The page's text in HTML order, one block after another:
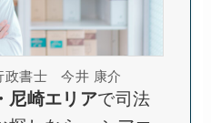
政書士 今井 康介
尼崎エリアで司法